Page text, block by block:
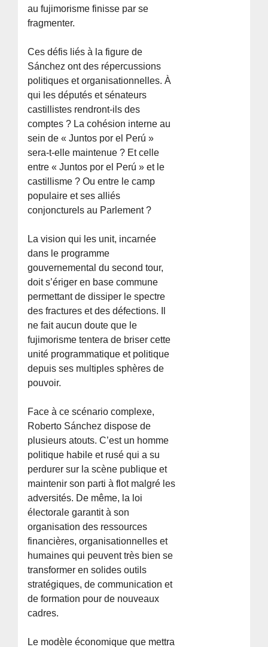
au fujimorisme finisse par se
fragmenter.
Ces défis liés à la figure de
Sánchez ont des répercussions
politiques et organisationnelles. À
qui les députés et sénateurs
castillistes rendront-ils des
comptes ? La cohésion interne au
sein de « Juntos por el Perú »
sera-t-elle maintenue ? Et celle
entre « Juntos por el Perú » et le
castillisme ? Ou entre le camp
populaire et ses alliés
conjoncturels au Parlement ?
La vision qui les unit, incarnée
dans le programme
gouvernemental du second tour,
doit s’ériger en base commune
permettant de dissiper le spectre
des fractures et des défections. Il
ne fait aucun doute que le
fujimorisme tentera de briser cette
unité programmatique et politique
depuis ses multiples sphères de
pouvoir.
Face à ce scénario complexe,
Roberto Sánchez dispose de
plusieurs atouts. C’est un homme
politique habile et rusé qui a su
perdurer sur la scène publique et
maintenir son parti à flot malgré les
adversités. De même, la loi
électorale garantit à son
organisation des ressources
financières, organisationnelles et
humaines qui peuvent très bien se
transformer en solides outils
stratégiques, de communication et
de formation pour de nouveaux
cadres.
Le modèle économique que mettra